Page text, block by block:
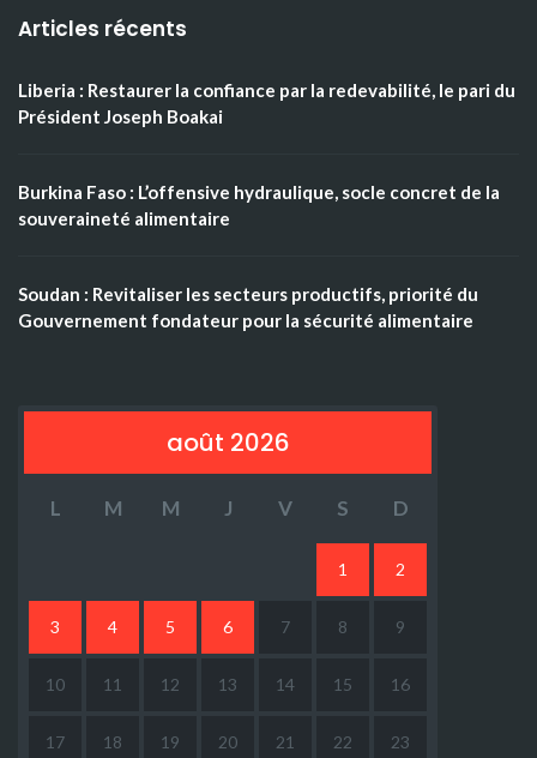
Articles récents
Liberia : Restaurer la confiance par la redevabilité, le pari du
Président Joseph Boakai
Burkina Faso : L’offensive hydraulique, socle concret de la
souveraineté alimentaire
Soudan : Revitaliser les secteurs productifs, priorité du
Gouvernement fondateur pour la sécurité alimentaire
août 2026
L M M J V S D
1 2
3 4 5 6 7 8 9
10 11 12 13 14 15 16
17 18 19 20 21 22 23